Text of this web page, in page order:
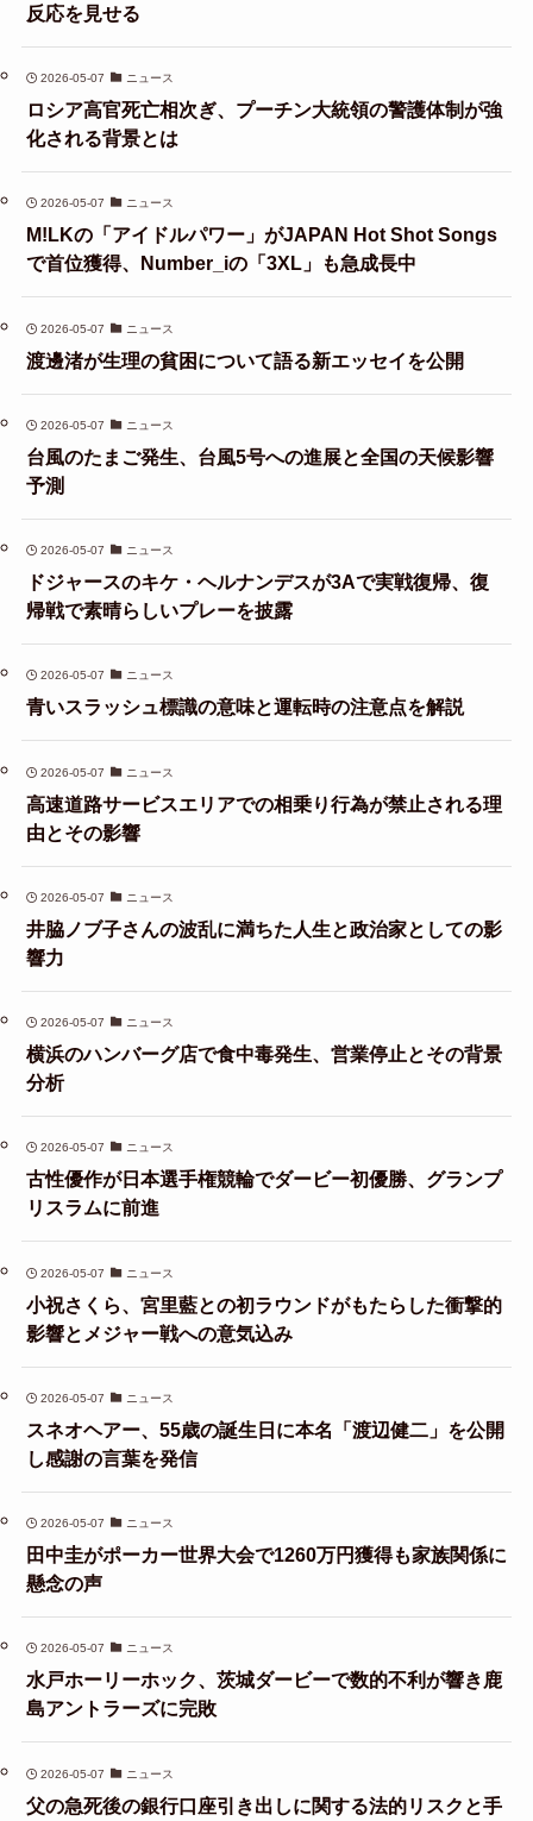
反応を見せる
2026-05-07 ニュース
ロシア高官死亡相次ぎ、プーチン大統領の警護体制が強
化される背景とは
2026-05-07 ニュース
M!LKの「アイドルパワー」がJAPAN Hot Shot Songs
で首位獲得、Number_iの「3XL」も急成長中
2026-05-07 ニュース
渡邊渚が生理の貧困について語る新エッセイを公開
2026-05-07 ニュース
台風のたまご発生、台風5号への進展と全国の天候影響
予測
2026-05-07 ニュース
ドジャースのキケ・ヘルナンデスが3Aで実戦復帰、復
帰戦で素晴らしいプレーを披露
2026-05-07 ニュース
青いスラッシュ標識の意味と運転時の注意点を解説
2026-05-07 ニュース
高速道路サービスエリアでの相乗り行為が禁止される理
由とその影響
2026-05-07 ニュース
井脇ノブ子さんの波乱に満ちた人生と政治家としての影
響力
2026-05-07 ニュース
横浜のハンバーグ店で食中毒発生、営業停止とその背景
分析
2026-05-07 ニュース
古性優作が日本選手権競輪でダービー初優勝、グランプ
リスラムに前進
2026-05-07 ニュース
小祝さくら、宮里藍との初ラウンドがもたらした衝撃的
影響とメジャー戦への意気込み
2026-05-07 ニュース
スネオヘアー、55歳の誕生日に本名「渡辺健二」を公開
し感謝の言葉を発信
2026-05-07 ニュース
田中圭がポーカー世界大会で1260万円獲得も家族関係に
懸念の声
2026-05-07 ニュース
水戸ホーリーホック、茨城ダービーで数的不利が響き鹿
島アントラーズに完敗
2026-05-07 ニュース
父の急死後の銀行口座引き出しに関する法的リスクと手